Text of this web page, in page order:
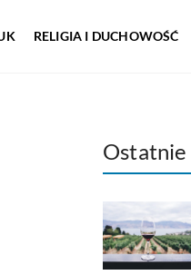
RELIGIA I DUCHOWOŚĆ